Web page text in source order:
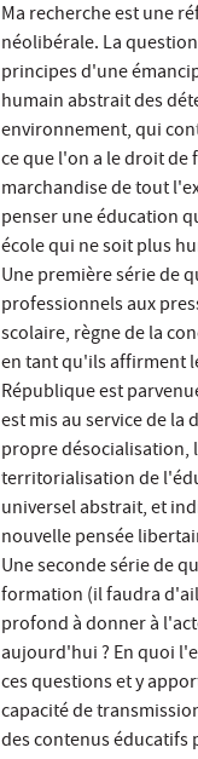
Ma recherche est une
néolibérale. La
principes d'une
humain abstrait des
environnement, qui
ce que l'on a le droit de
marchandise de tout
penser une éducation
école qui ne soit plus
Une première série de
professionnels aux
scolaire, règne de la
en tant qu'ils affirment
République est
est mis au service de la
propre désocialisation,
territorialisation de
universel abstrait, et
nouvelle pensée
Une seconde série de
formation (il faudra
profond à donner à
aujourd'hui ? En quoi
ces questions et y
capacité de
des contenus